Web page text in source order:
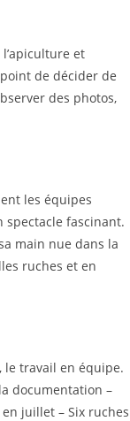
et
de décider de
des photos,
les équipes
spectacle fascinant.
main nue dans la
ruches et en
le travail en équipe.
documentation –
juillet – Six ruches